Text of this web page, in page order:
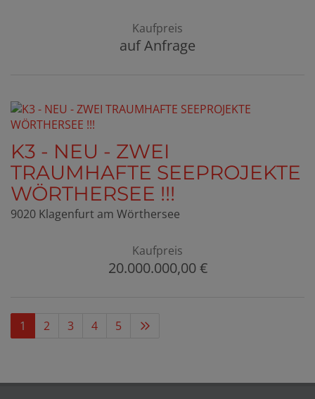
Kaufpreis
auf Anfrage
K3 - NEU - ZWEI
TRAUMHAFTE SEEPROJEKTE
WÖRTHERSEE !!!
9020 Klagenfurt am Wörthersee
Kaufpreis
20.000.000,00 €
1 2 3 4 5